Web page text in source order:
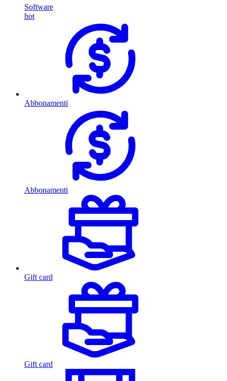
Software
hot
Abbonamenti
Abbonamenti
Gift card
Gift card